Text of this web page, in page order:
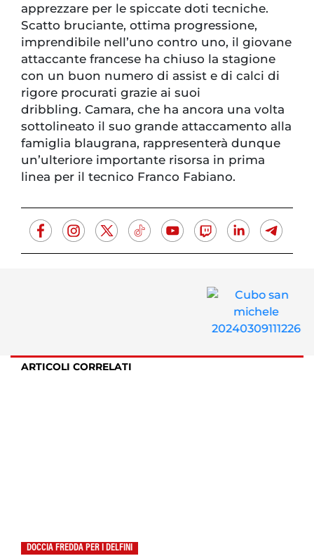
apprezzare per le spiccate doti tecniche.
Scatto bruciante, ottima progressione,
imprendibile nell’uno contro uno, il giovane
attaccante francese ha chiuso la stagione
con un buon numero di assist e di calci di
rigore procurati grazie ai suoi
dribbling. Camara, che ha ancora una volta
sottolineato il suo grande attaccamento alla
famiglia blaugrana, rappresenterà dunque
un’ulteriore importante risorsa in prima
linea per il tecnico Franco Fabiano.
ARTICOLI CORRELATI
DOCCIA FREDDA PER I DELFINI